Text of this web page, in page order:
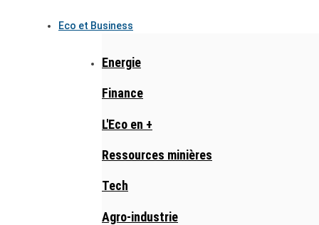
Eco et Business
Energie
Finance
L'Eco en +
Ressources minières
Tech
Agro-industrie